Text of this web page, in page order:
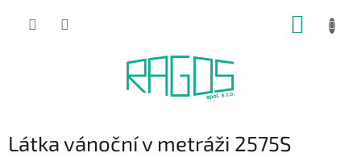
Látka vánoční v metráži 2575S